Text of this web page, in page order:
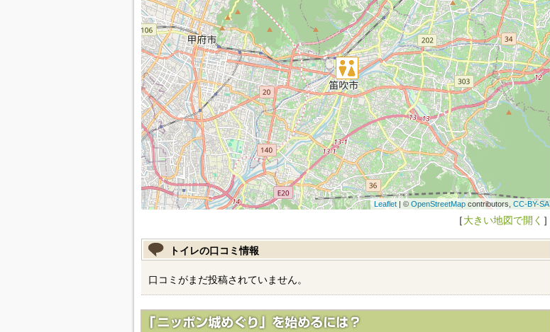
Leaflet| © OpenStreetMapcontributors, CC-BY-SA
［大きい地図で開く ］
トイレの口コミ情報
口コミがまだ投稿されていません。